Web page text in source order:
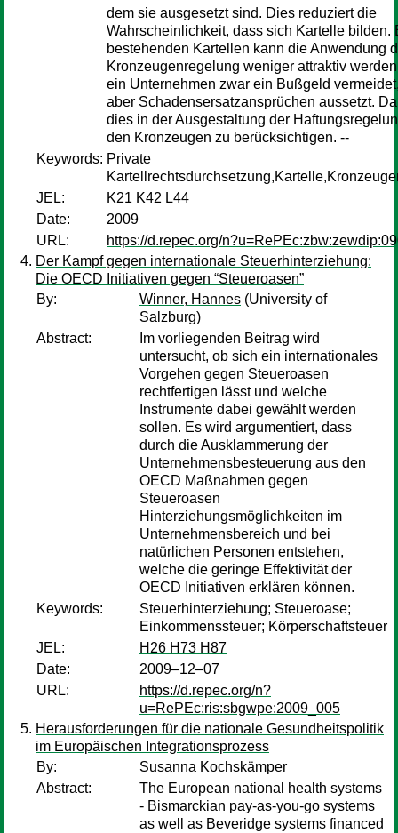
dem sie ausgesetzt sind. Dies reduziert die
Wahrscheinlichkeit, dass sich Kartelle bilden.
bestehenden Kartellen kann die Anwendung
Kronzeugenregelung weniger attraktiv
ein Unternehmen zwar ein Bußgeld
aber Schadensersatzansprüchen aussetzt.
dies in der Ausgestaltung der
den Kronzeugen zu berücksichtigen. --
Keywords: Private
JEL:
K21 K42 L44
Date:
2009
URL:
https://d.repec.org/
Der Kampf gegen internationale Steuerhinterziehung:
Die OECD Initiativen gegen “Steueroasen”
By:
Winner, Hannes (University of
Salzburg)
Abstract:
Im vorliegenden Beitrag wird
untersucht, ob sich ein internationales
Vorgehen gegen Steueroasen
rechtfertigen lässt und welche
Instrumente dabei gewählt werden
sollen. Es wird argumentiert, dass
durch die Ausklammerung der
Unternehmensbesteuerung aus den
OECD Maßnahmen gegen
Steueroasen
Hinterziehungsmöglichkeiten im
Unternehmensbereich und bei
natürlichen Personen entstehen,
welche die geringe Effektivität der
OECD Initiativen erklären können.
Keywords:
Steuerhinterziehung; Steueroase;
Einkommenssteuer; Körperschaftsteuer
JEL:
H26 H73 H87
Date:
2009–12–07
URL:
https://d.repec.org/n?
u=RePEc:ris:sbgwpe:2009_005
Herausforderungen für die nationale Gesundheitspolitik
im Europäischen Integrationsprozess
By:
Susanna Kochskämper
Abstract:
The European national health systems
- Bismarckian pay-as-you-go systems
as well as Beveridge systems financed